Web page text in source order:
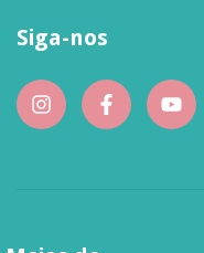
Siga-nos